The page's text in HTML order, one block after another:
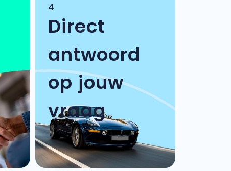
4
Direct
antwoord
op jouw
vraag